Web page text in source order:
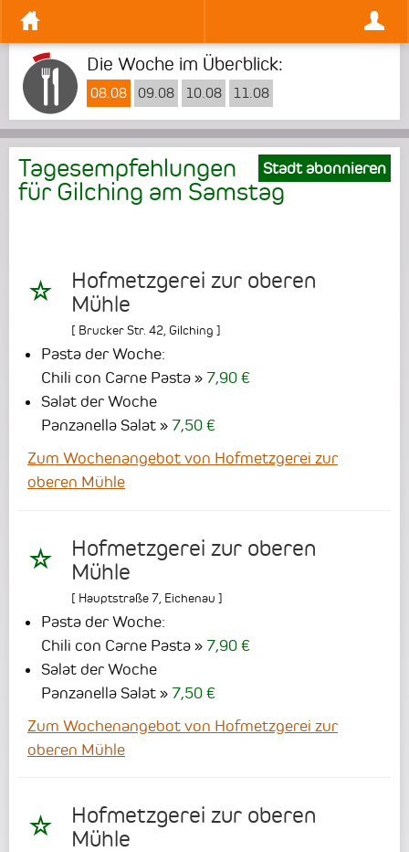
Die Woche im Überblick:
08.08 09.08 10.08 11.08
Stadt abonnieren
Tagesempfehlungen
für Gilching am Samstag
Hofmetzgerei zur oberen
Mühle
[ Brucker Str. 42, Gilching ]
Pasta der Woche:
Chili con Carne Pasta
7,90 €
Salat der Woche
Panzanella Salat
7,50 €
Zum Wochenangebot von Hofmetzgerei zur
oberen Mühle
Hofmetzgerei zur oberen
Mühle
[ Hauptstraße 7 Eichenau ]
Pasta der Woche:
Chili con Carne Pasta
7,90 €
Salat der Woche
Panzanella Salat
7,50 €
Zum Wochenangebot von Hofmetzgerei zur
oberen Mühle
Hofmetzgerei zur oberen
Mühle